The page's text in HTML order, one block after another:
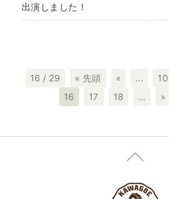
出演しました！
16 / 29 « 先頭 « ... 10
16
17 18 ... »